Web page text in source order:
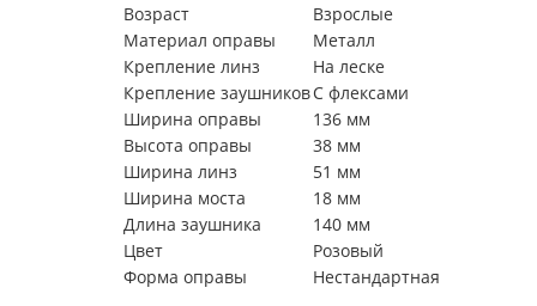
Возраст
Взрослые
Материал оправы
Металл
Крепление линз
На леске
Крепление заушниковС флексами
Ширина оправы
136 мм
Высота оправы
38 мм
Ширина линз
51 мм
Ширина моста
18 мм
Длина заушника
140 мм
Цвет
Розовый
Форма оправы
Нестандартная